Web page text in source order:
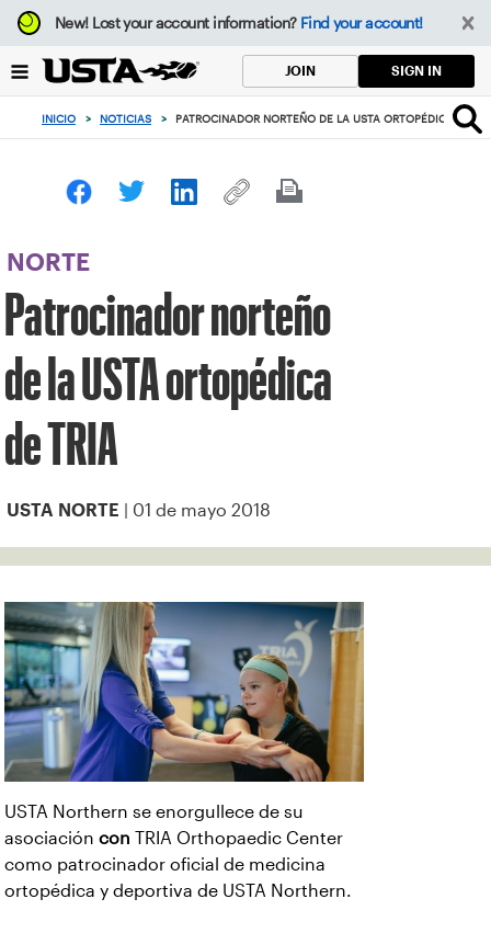
Enfoque
desde
botón
volver
principio
New!Lost your account information? Find your account!
JOIN SIGN IN
INICIO > NOTICIAS > PATROCINADOR NORTEÑO DE LA USTA ORTOPÉDICA DE
NORTE
Patrocinador norteño
de la USTA ortopédica
de TRIA
USTA NORTE | 01 de mayo 2018
USTA Northern se enorgullece de su
asociación con TRIA Orthopaedic Center
como patrocinador oficial de medicina
ortopédica y deportiva de USTA Northern.